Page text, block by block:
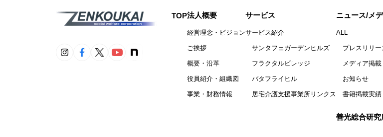
TOP法人概要
経営理念・ビジョン
ご挨拶
概要・沿革
役員紹介・組織図
事業・財務情報
サービス
サービス紹介
サンタフェガーデンヒルズ
フラクタルビレッジ
バタフライヒル
居宅介護支援事業所リンクス
ニュース/メ
ALL
プレスリリー
メディア掲載
お知らせ
書籍掲載実績
善光総合研究